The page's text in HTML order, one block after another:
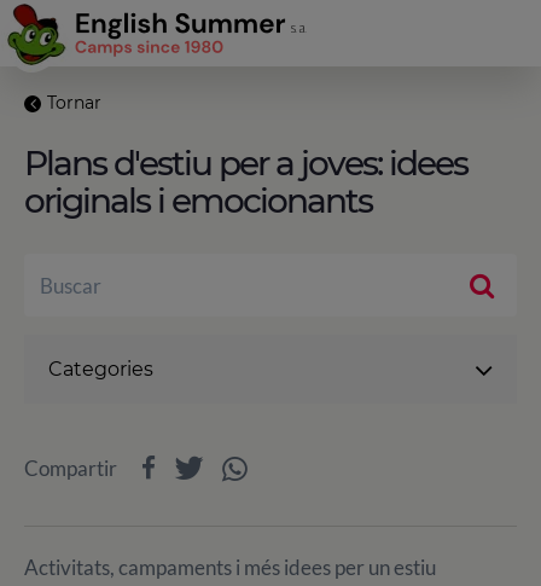
Tornar
Plans d'estiu per a joves: idees
originals i emocionants
Activitats, campaments i més idees per un estiu
Categories
Compartir